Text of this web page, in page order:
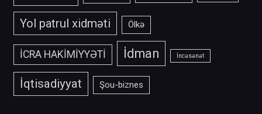
Yol patrul xidməti Ölkə
İCRA HAKİMİYYƏTİ İdman İncəsənət
İqtisadiyyat Şou-biznes